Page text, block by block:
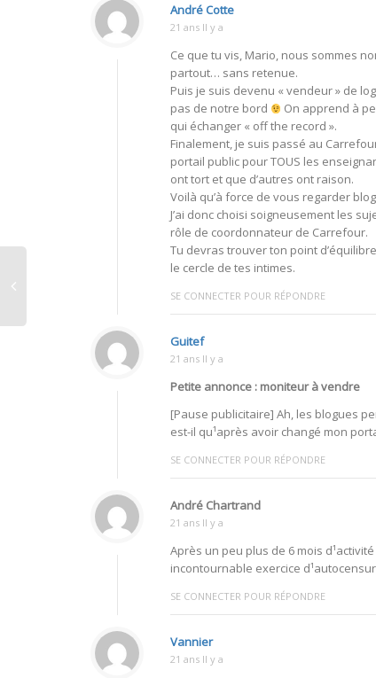
André Cotte
21 ans Il y a
Ce que tu vis, Mario, nous sommes
partout… sans retenue.
Puis je suis devenu « vendeur » de
pas de notre bord
On apprend à
qui échanger « off the record ».
Finalement, je suis passé au
portail public pour TOUS les
ont tort et que d’autres ont raison.
Voilà qu’à force de vous regarder
J’ai donc choisi soigneusement les
rôle de coordonnateur de Carrefour.
Tu devras trouver ton point
le cercle de tes intimes.
SE CONNECTER POUR RÉPONDRE
Guitef
21 ans Il y a
Petite annonce : moniteur à vendre
[Pause publicitaire] Ah, les blogues
est-il qu¹après avoir changé mon
SE CONNECTER POUR RÉPONDRE
André Chartrand
21 ans Il y a
Après un peu plus de 6 mois
incontournable exercice
SE CONNECTER POUR RÉPONDRE
Vannier
21 ans Il y a